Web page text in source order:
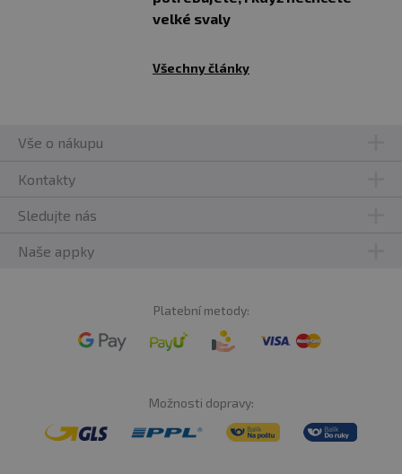
velké svaly
Všechny články
Vše o nákupu
Kontakty
Sledujte nás
Naše appky
Platební metody:
Možnosti dopravy: